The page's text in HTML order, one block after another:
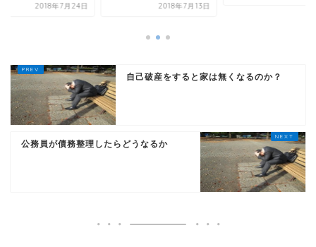
2018年7月24日 2018年7月13日
自己破産をすると家は無くなるのか？
公務員が債務整理したらどうなるか